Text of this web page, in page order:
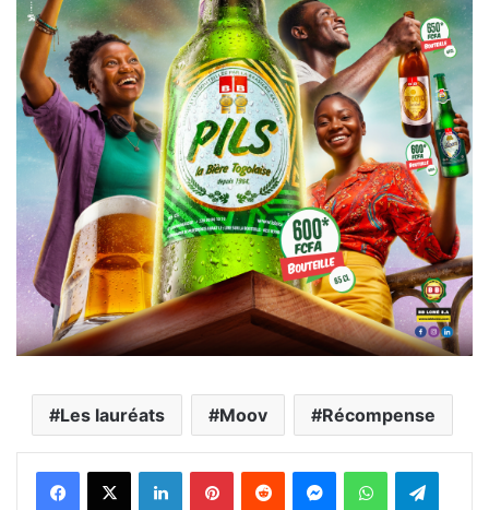
Les lauréats Moov Récompense
FacebookX Linkedin PinterestReddit MessengerWhatsAppTelegram